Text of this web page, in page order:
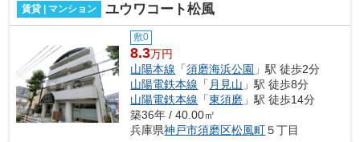
賃貸 | マンション ユウワコート松風
敷0
8.3万円
山陽本線 「須磨海浜公園 」駅 徒歩2分
山陽電鉄本線 「 月見山 」駅 徒歩8分
山陽電鉄本線 「東須磨 」駅 徒歩14分
築36年 / 40.00㎡
兵庫県神戸市須磨区松風町５丁目